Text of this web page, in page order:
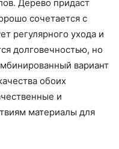
Дерево придаст
сочетается с
регулярного ухода и
долговечностью, но
вариант
обоих
и
материалы для